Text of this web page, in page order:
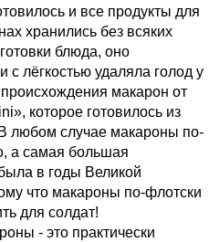
и все продукты для
хранились без всяких
блюда, оно
с лёгкостью удаляла голод у
макарон от
которое готовилось из
любом случае макароны по-
а самая большая
в годы Великой
что макароны по-флотски
для солдат!
- это практически